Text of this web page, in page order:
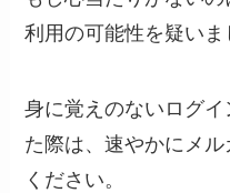
利用の可能性を疑いま
身に覚えのないログ
た際は、速やかにメ
ください。